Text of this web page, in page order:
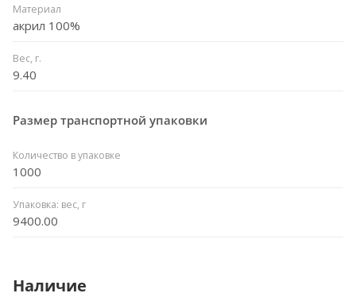
Материал
акрил 100%
Вес, г.
9.40
Размер транспортной упаковки
Количество в упаковке
1000
Упаковка: вес, г
9400.00
Наличие